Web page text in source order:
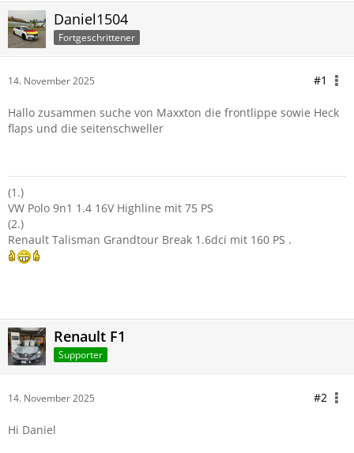
Daniel1504
Fortgeschrittener
14. November 2025 #1
Hallo zusammen suche von Maxxton die frontlippe sowie Heck
flaps und die seitenschweller
(1.)
VW Polo 9n1 1.4 16V Highline mit 75 PS
(2.)
Renault Talisman Grandtour Break 1.6dci mit 160 PS .
Renault F1
Supporter
14. November 2025 #2
Hi Daniel